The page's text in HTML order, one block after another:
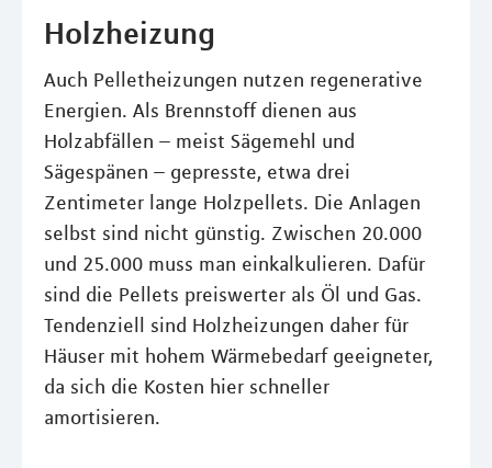
Holzheizung
Auch Pelletheizungen nutzen regenerative
Energien. Als Brennstoff dienen aus
Holzabfällen – meist Sägemehl und
Sägespänen – gepresste, etwa drei
Zentimeter lange Holzpellets. Die Anlagen
selbst sind nicht günstig. Zwischen 20.000
und 25.000 muss man einkalkulieren. Dafür
sind die Pellets preiswerter als Öl und Gas.
Tendenziell sind Holzheizungen daher für
Häuser mit hohem Wärmebedarf geeigneter,
da sich die Kosten hier schneller
amortisieren.